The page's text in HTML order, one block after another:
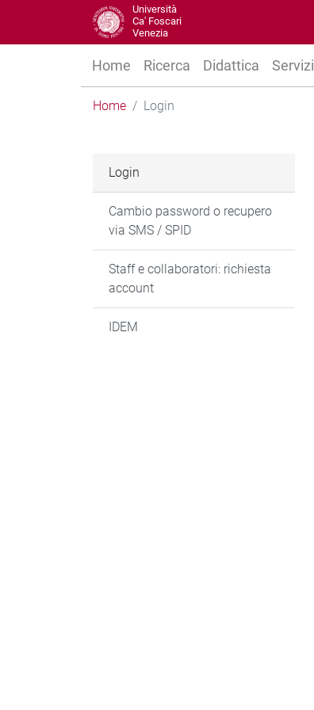
Università
Ca' Foscari
Venezia
Home Ricerca Didattica Servizi
Home Login
Login
Cambio password o recupero
via SMS / SPID
Staff e collaboratori: richiesta
account
IDEM